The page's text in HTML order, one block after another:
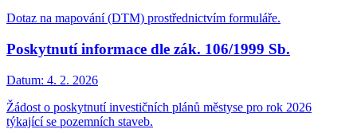
Dotaz na mapování (DTM) prostřednictvím formuláře.
Poskytnutí informace dle zák. 106/1999 Sb.
Datum: 4. 2. 2026
Žádost o poskytnutí investičních plánů městyse pro rok 2026
týkající se pozemních staveb.